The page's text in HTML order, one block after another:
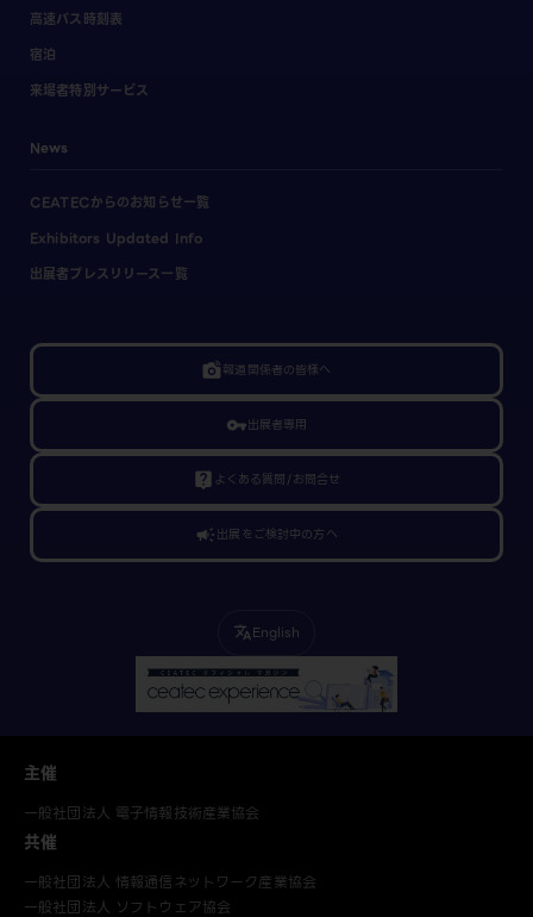
高速バス時刻表
宿泊
来場者特別サービス
News
CEATECからのお知らせ一覧
Exhibitors Updated Info
出展者プレスリリース一覧
linked_camera報道関係者の皆様へ
vpn_key出展者専用
live_help よくある質問/お問合せ
campaign出展をご検討中の方へ
translateEnglish
主催
一般社団法人 電子情報技術産業協会
共催
一般社団法人 情報通信ネットワーク産業協会
一般社団法人 ソフトウェア協会